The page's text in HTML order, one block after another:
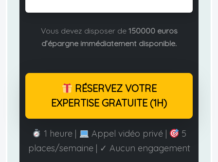
Vous devez disposer de 150000 euros
d’épargne immédiatement disponible.
RÉSERVEZ VOTRE
EXPERTISE GRATUITE (1H)
1 heure | Appel vidéo privé |
5
places/semaine | ✓ Aucun engagement